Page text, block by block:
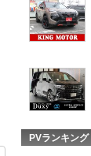
PVランキング